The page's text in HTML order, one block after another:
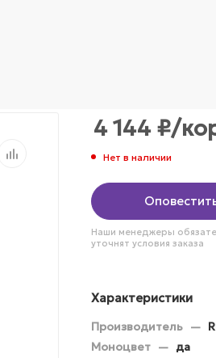
4 144 ₽/
Нет в наличии
Наши менеджеры
уточнят условия заказа
Характеристики
Производитель —
Моноцвет — да